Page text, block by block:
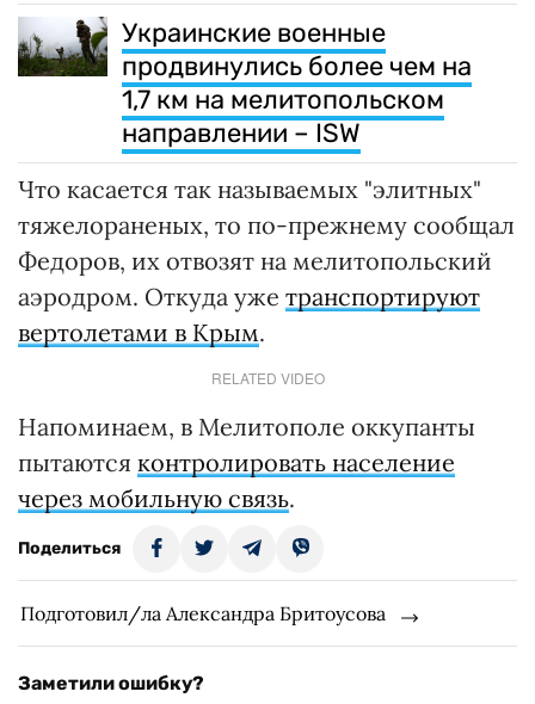
Украинские военные
продвинулись более чем на
1,7 км на мелитопольском
направлении – ISW
Что касается так называемых "элитных"
тяжелораненых, то по-прежнему сообщал
Федоров, их отвозят на мелитопольский
аэродром. Откуда уже транспортируют
вертолетами в Крым.
RELATED VIDEO
Напоминаем, в Мелитополе оккупанты
пытаются контролировать население
через мобильную связь.
Поделиться
Подготовил/ла Александра Бритоусова
Заметили ошибку?